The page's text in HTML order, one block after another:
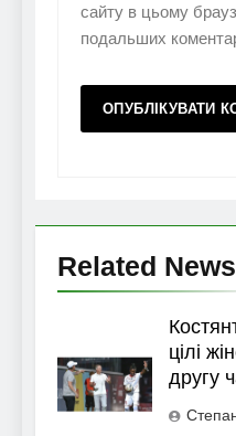
сайту в цьому
подальших
Related News
цілі
другу